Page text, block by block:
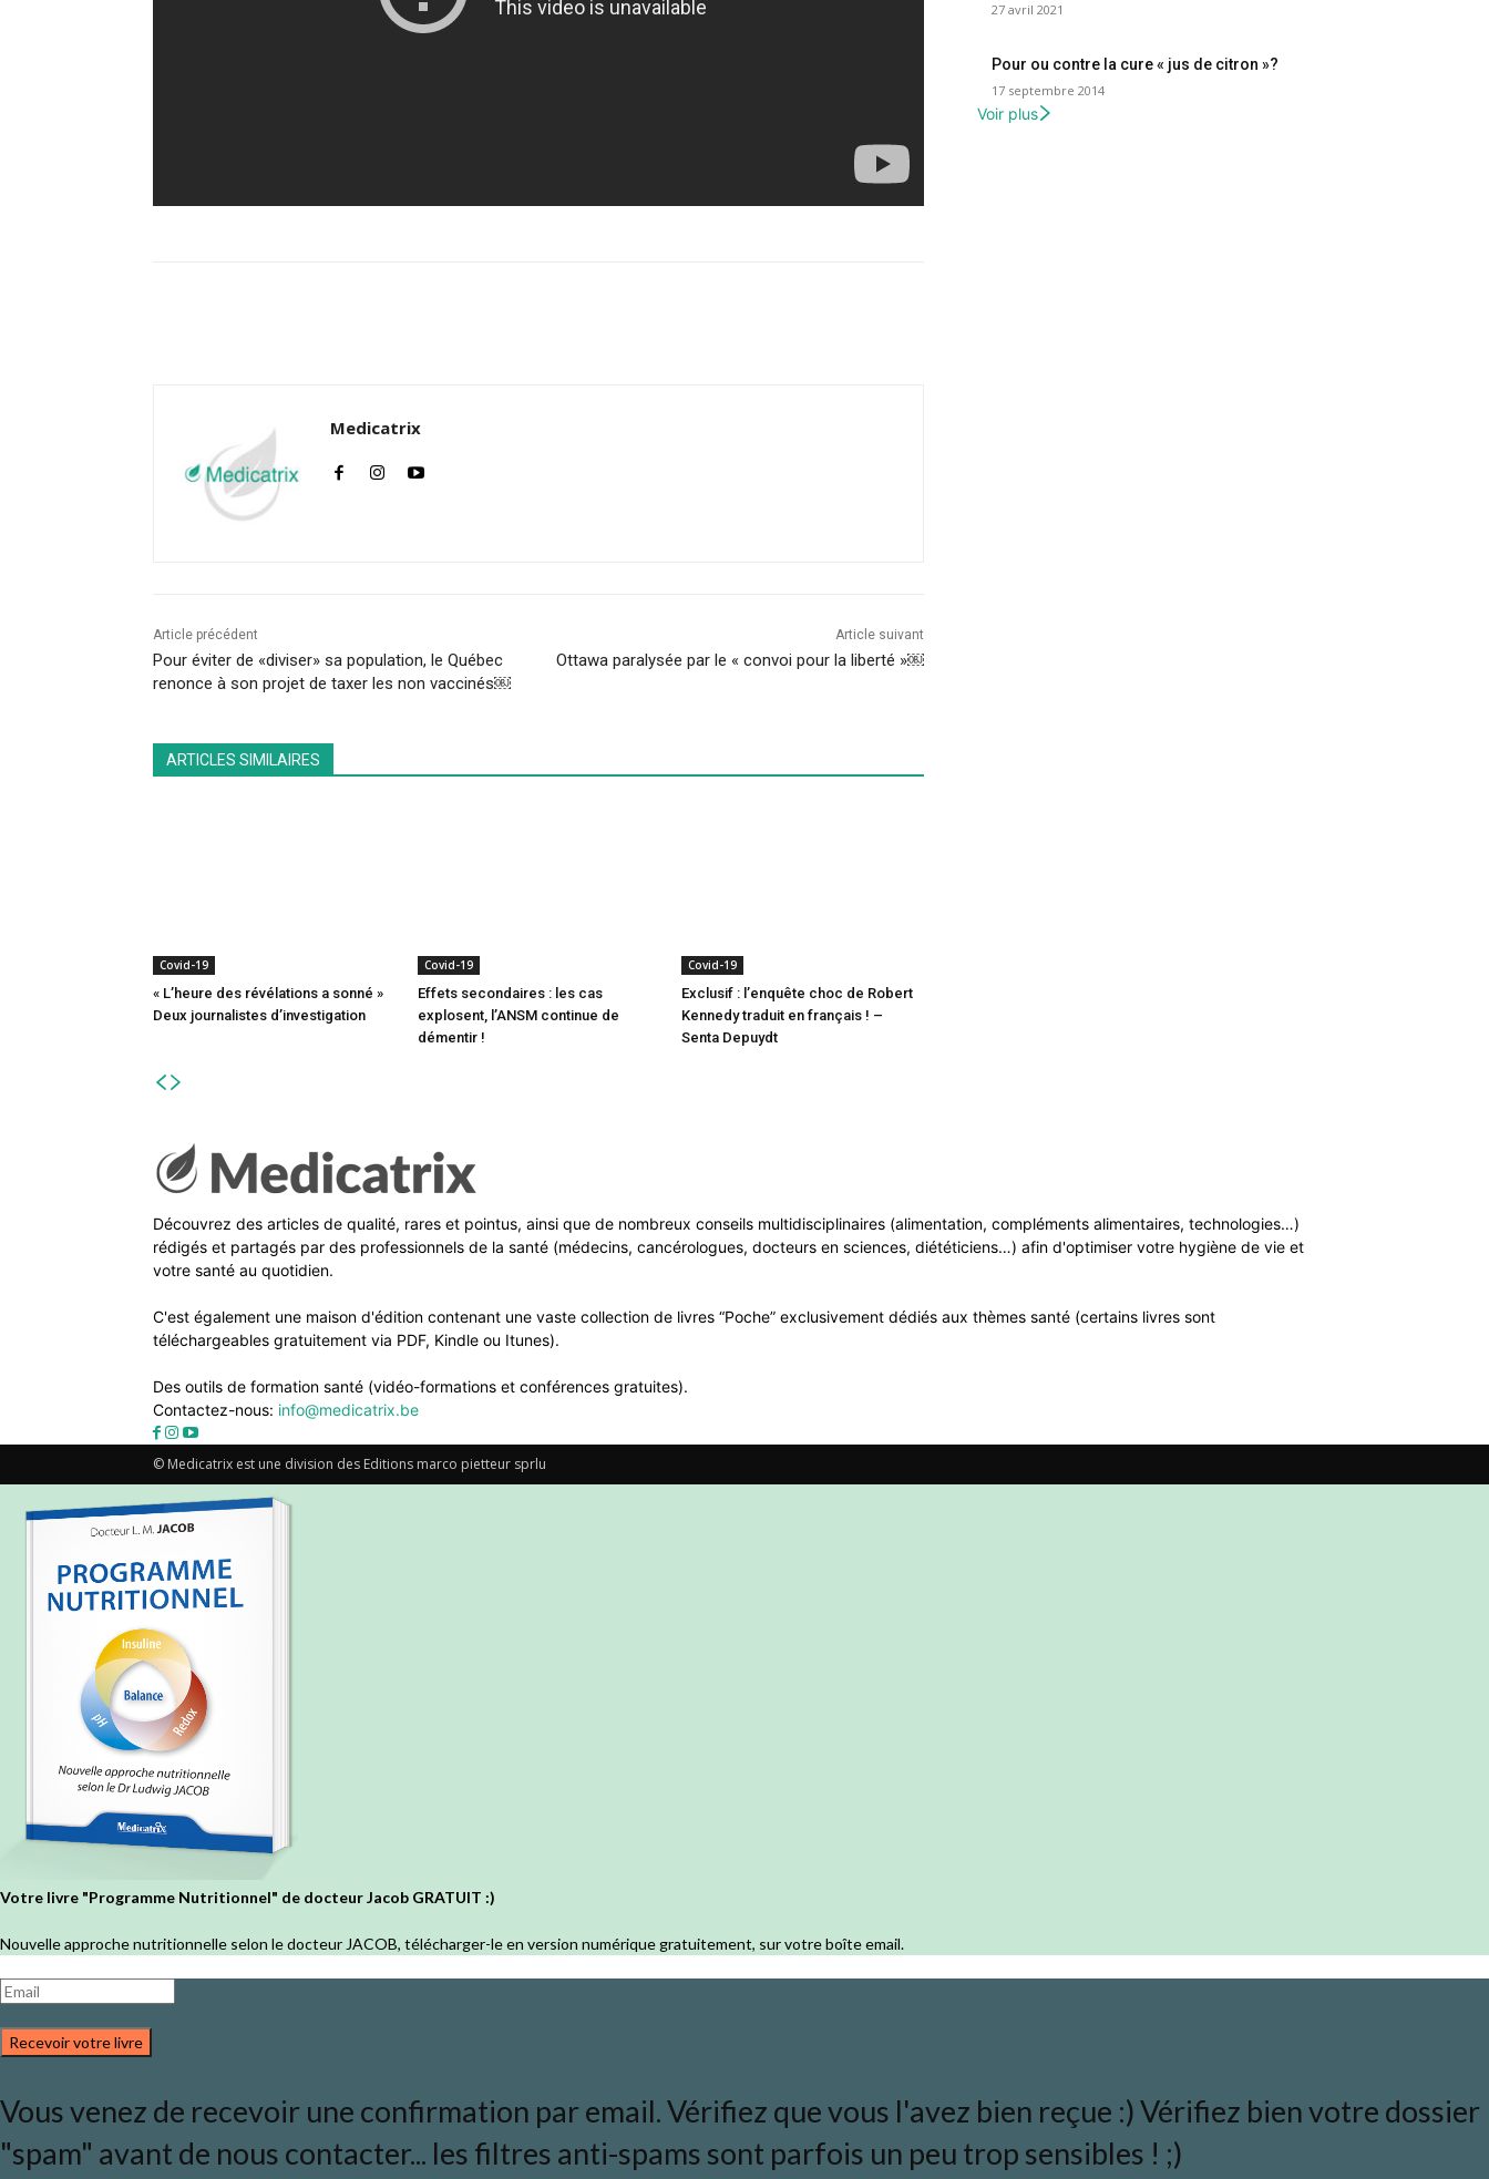
Medicatrix
Article précédent
Pour éviter de «diviser» sa population, le Québec
renonce à son projet de taxer les non vaccinés￼
Article suivant
Ottawa paralysée par le « convoi pour la liberté »￼
ARTICLES SIMILAIRES
Covid-19
« L’heure des révélations a sonné »
Deux journalistes d’investigation
Covid-19
Effets secondaires : les cas
explosent, l’ANSM continue de
démentir !
Covid-19
Exclusif : l’enquête choc de Robert
Kennedy traduit en français ! –
Senta Depuydt
27 avril 2021
Pour ou contre la cure « jus de citron »?
17 septembre 2014
Voir plus
Découvrez des articles de qualité, rares et pointus, ainsi que de nombreux conseils multidisciplinaires (alimentation, compléments alimentaires, technologies…)
rédigés et partagés par des professionnels de la santé (médecins, cancérologues, docteurs en sciences, diététiciens…) afin d'optimiser votre hygiène de vie et
votre santé au quotidien.
C'est également une maison d'édition contenant une vaste collection de livres “Poche” exclusivement dédiés aux thèmes santé (certains livres sont
téléchargeables gratuitement via PDF, Kindle ou Itunes).
Des outils de formation santé (vidéo-formations et conférences gratuites).
Contactez-nous: info@medicatrix.be
© Medicatrix est une division des Editions marco pietteur sprlu
Votre livre "Programme Nutritionnel" de docteur Jacob GRATUIT :)
Nouvelle approche nutritionnelle selon le docteur JACOB, télécharger-le en version numérique gratuitement, sur votre boîte email.
Recevoir votre livre
Vous venez de recevoir une confirmation par email. Vérifiez que vous l'avez bien reçue :) Vérifiez bien votre dossier
"spam" avant de nous contacter... les filtres anti-spams sont parfois un peu trop sensibles ! ;)